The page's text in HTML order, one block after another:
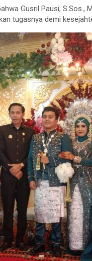
Gusril Pausi, S.Sos.,
tugasnya demi